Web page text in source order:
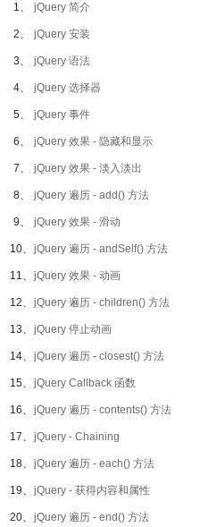
1、 jQuery 简介
2、 jQuery 安装
3、 jQuery 语法
4、 jQuery 选择器
5、 jQuery 事件
6、 jQuery 效果 - 隐藏和显示
7、 jQuery 效果 - 淡入淡出
8、 jQuery 遍历 - add() 方法
9、 jQuery 效果 - 滑动
10、 jQuery 遍历 - andSelf() 方法
11、 jQuery 效果 - 动画
12、 jQuery 遍历 - children() 方法
13、 jQuery 停止动画
14、 jQuery 遍历 - closest() 方法
15、 jQuery Callback 函数
16、 jQuery 遍历 - contents() 方法
17、 jQuery - Chaining
18、 jQuery 遍历 - each() 方法
19、 jQuery - 获得内容和属性
20、 jQuery 遍历 - end() 方法